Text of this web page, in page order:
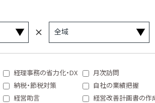
経理事務の省力化・DX
月次訪問
納税・節税対策
自社の業績把握
経営助言 経営改善計画書の作